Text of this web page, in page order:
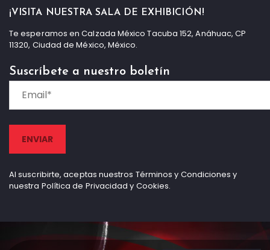
¡VISITA NUESTRA SALA DE EXHIBICIÓN!
Te esperamos en Calzada México Tacuba 152, Anáhuac, CP
11320, Ciudad de México, México.
Suscríbete a nuestro boletín
Al suscribirte, aceptas nuestros Términos y Condiciones y
nuestra Política de Privacidad y Cookies.